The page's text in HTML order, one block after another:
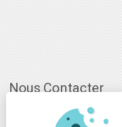
Nous Contacter